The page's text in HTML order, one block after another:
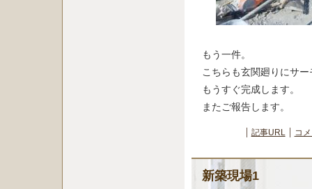
もう一件。
こちらも玄関廻りにサ
もうすぐ完成します。
またご報告します。
記事URL コ
新築現場1